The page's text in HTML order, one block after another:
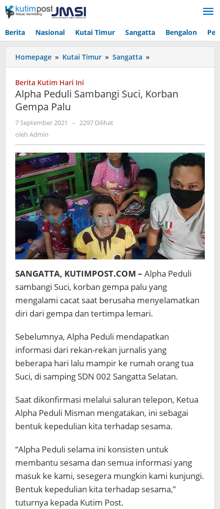
Lewati
ke
Berita Nasional Kutai Timur Sangatta Bengalon
Homepage » Kutai Timur » Sangatta »
Peduli
Korban
Berita Kutim Hari Ini
Alpha Peduli Sambangi Suci, Korban
Gempa Palu
7 September 2021
oleh
- 2297 Dilihat
oleh Admin
SANGATTA, KUTIMPOST.COM – Alpha Peduli
sambangi Suci, korban gempa palu yang
mengalami cacat saat berusaha menyelamatkan
diri dari gempa dan tertimpa lemari.
Sebelumnya, Alpha Peduli mendapatkan
informasi dari rekan-rekan jurnalis yang
beberapa hari lalu mampir ke rumah orang tua
Suci, di samping SDN 002 Sangatta Selatan.
Saat dikonfirmasi melalui saluran telepon, Ketua
Alpha Peduli Misman mengatakan, ini sebagai
bentuk kepedulian kita terhadap sesama.
“Alpha Peduli selama ini konsisten untuk
membantu sesama dan semua informasi yang
masuk ke kami, sesegera mungkin kami kunjungi.
Bentuk kepedulian kita terhadap sesama,”
tuturnya kepada Kutim Post.